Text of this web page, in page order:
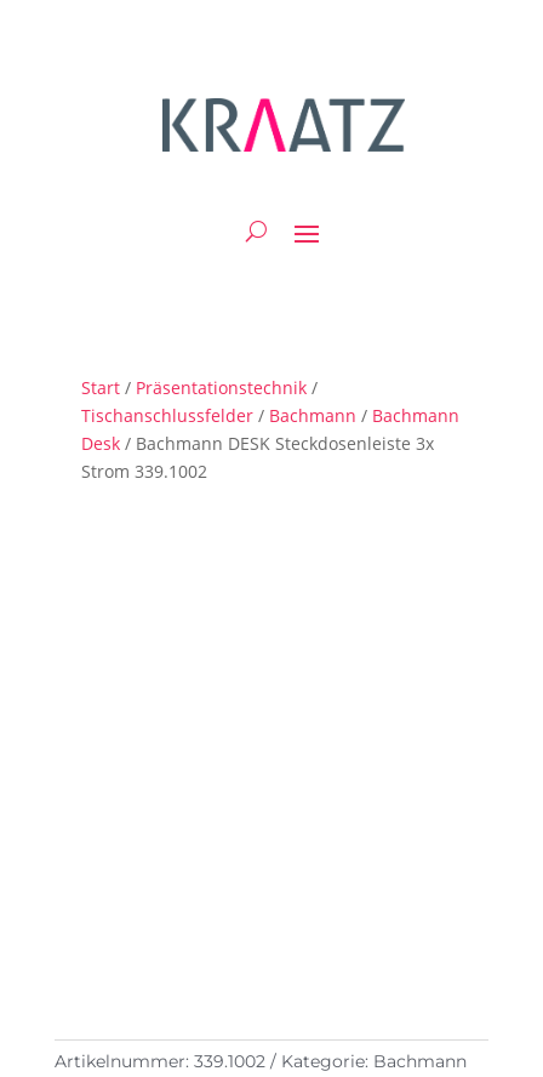
Start / Präsentationstechnik /
Tischanschlussfelder / Bachmann / Bachmann
Desk / Bachmann DESK Steckdosenleiste 3x
Strom 339.1002
Artikelnummer: 339.1002 Kategorie: Bachmann